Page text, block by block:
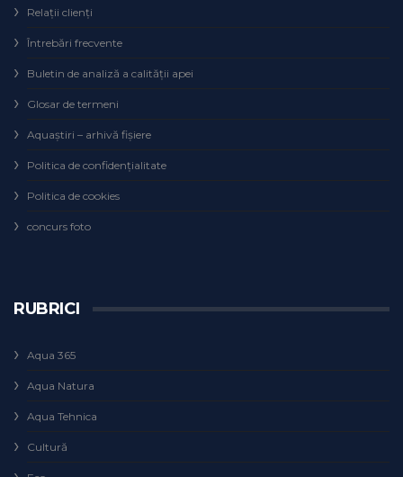
Relaţii clienţi
Întrebări frecvente
Buletin de analiză a calităţii apei
Glosar de termeni
Aquaștiri – arhivă fișiere
Politica de confidențialitate
Politica de cookies
concurs foto
RUBRICI
Aqua 365
Aqua Natura
Aqua Tehnica
Cultură